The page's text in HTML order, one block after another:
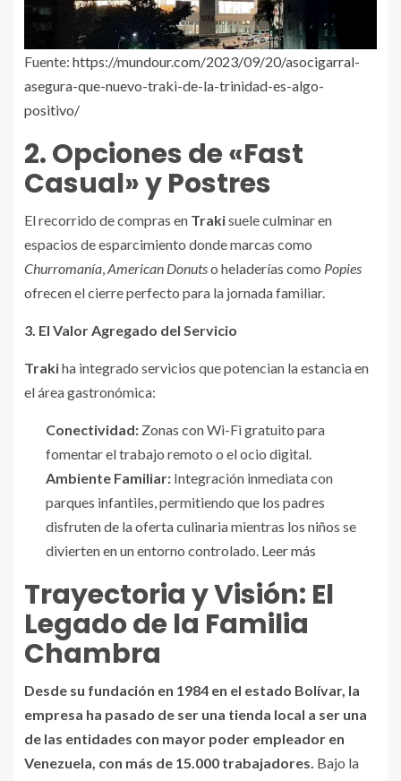
Fuente: https://mundour.com/2023/09/20/asocigarral-
asegura-que-nuevo-traki-de-la-trinidad-es-algo-
positivo/
2. Opciones de «Fast
Casual» y Postres
El recorrido de compras en Trakisuele culminar en
espacios de esparcimiento donde marcas como
Churromanía,American Donutso heladerías como Popies
ofrecen el cierre perfecto para la jornada familiar.
3. El Valor Agregado del Servicio
Trakiha integrado servicios que potencian la estancia en
el área gastronómica:
Conectividad: Zonas con Wi-Fi gratuito para
fomentar el trabajo remoto o el ocio digital.
Ambiente Familiar: Integración inmediata con
parques infantiles, permitiendo que los padres
disfruten de la oferta culinaria mientras los niños se
divierten en un entorno controlado. Leer más
Trayectoria y Visión: El
Legado de la Familia
Chambra
Desde su fundación en 1984 en el estado Bolívar, la
empresa ha pasado de ser una tienda local a ser una
de las entidades con mayor poder empleador en
Venezuela, con más de 15.000 trabajadores. Bajo la